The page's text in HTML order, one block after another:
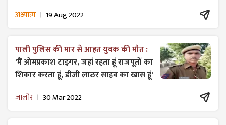
अध्यात्म 19 Aug 2022
पाली पुलिस की मार से आहत युवक की मौत :
'मैं ओमप्रकाश टाइगर, जहां रहता हूं राजपूतों का
शिकार करता हूं, डीजी लाठर साहब का खास हूं'
जालोर 30 Mar 2022